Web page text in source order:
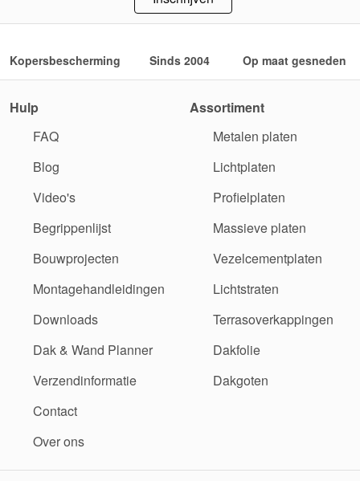
Kopersbescherming Sinds 2004 Op maat gesneden
Hulp
FAQ
Blog
Video's
Begrippenlijst
Bouwprojecten
Montagehandleidingen
Downloads
Dak & Wand Planner
Verzendinformatie
Contact
Over ons
Assortiment
Metalen platen
Lichtplaten
Profielplaten
Massieve platen
Vezelcementplaten
Lichtstraten
Terrasoverkappingen
Dakfolie
Dakgoten